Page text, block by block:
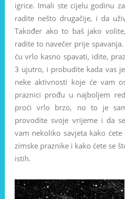
igrice. Imali ste cijelu godinu
radite nešto drugačije, i da
Također ako to baš jako
radite to navečer prije
ću vrlo kasno spavati, idite,
3 ujutro, i probudite kada vas
neke aktivnosti koje će vam
praznici prođu u najboljem
proći vrlo brzo, no to je
provodite svoje vrijeme i da
vam nekoliko savjeta kako
zimske praznike i kako ćete se
istih.